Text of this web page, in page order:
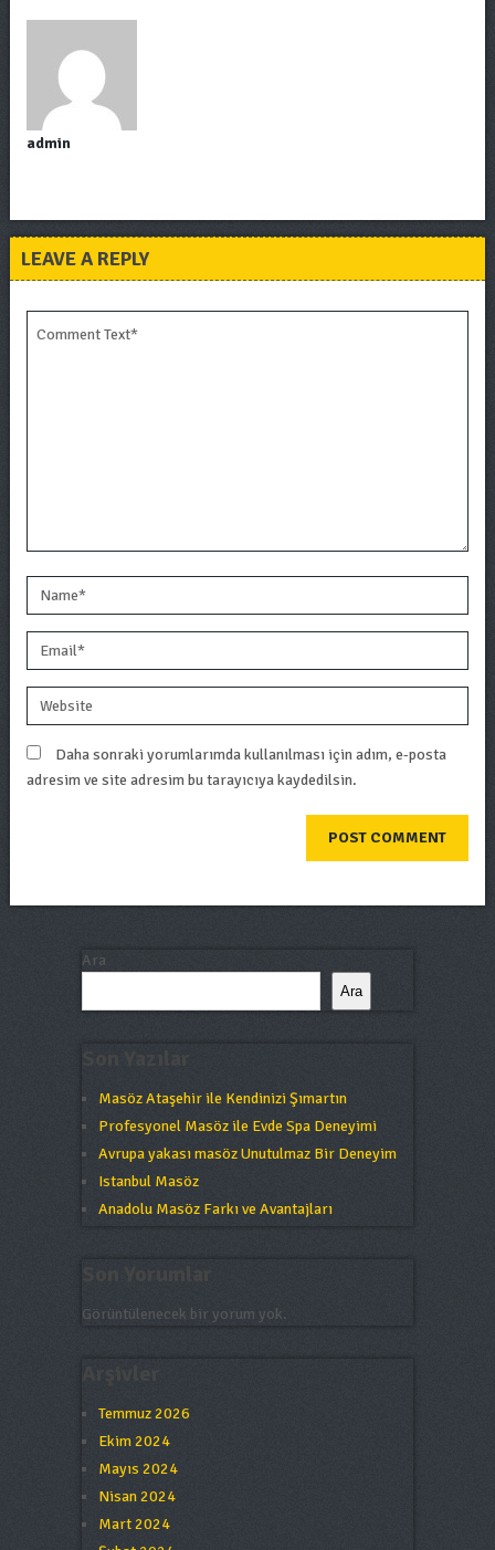
admin
LEAVE A REPLY
Daha sonraki yorumlarımda kullanılması için adım, e-posta
adresim ve site adresim bu tarayıcıya kaydedilsin.
Ara
Ara
Masöz Ataşehir ile Kendinizi Şımartın
Profesyonel Masöz ile Evde Spa Deneyimi
Avrupa yakası masöz Unutulmaz Bir Deneyim
Istanbul Masöz
Anadolu Masöz Farkı ve Avantajları
Görüntülenecek bir yorum yok.
Temmuz 2026
Ekim 2024
Mayıs 2024
Nisan 2024
Mart 2024